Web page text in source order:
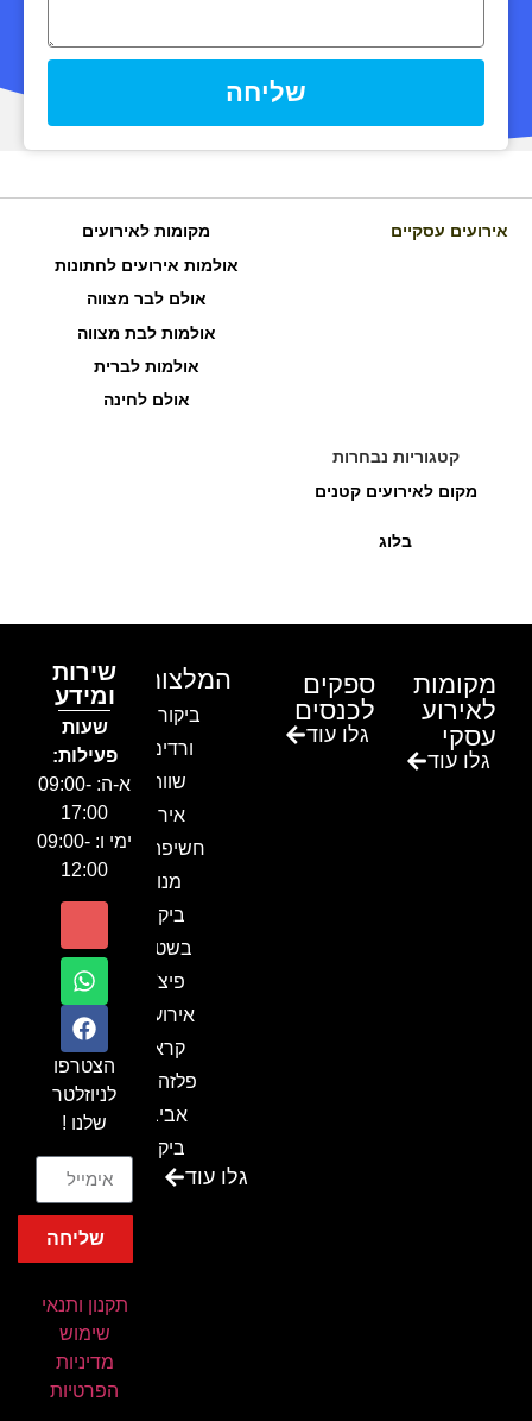
שליחה
אירועים עסקיים
מקומות לאירועים
אולמות אירועים לחתונות
אולם לבר מצווה
אולמות לבת מצווה
אולמות לברית
אולם לחינה
קטגוריות נבחרות
מקום לאירועים קטנים
בלוג
מקומות
לאירוע
עסקי
גלו עוד
ספקים
לכנסים
גלו עוד
המלצות
ביקור בגן
ורדים –
שווה!!
אירוע
חשיפה- זיו
מנור
ביקור
בשטח-
פיצ'ר
אירועים
קראון
פלזה תל
אביב-
ביקור
בכנסגלו עוד
שירות
ומידע
שעות
פעילות:
א-ה: 09:00-
17:00
ימי ו: 09:00-
12:00
הצטרפו
לניוזלטר
שלנו !
שליחה
תקנון ותנאי
שימוש
מדיניות
הפרטיות